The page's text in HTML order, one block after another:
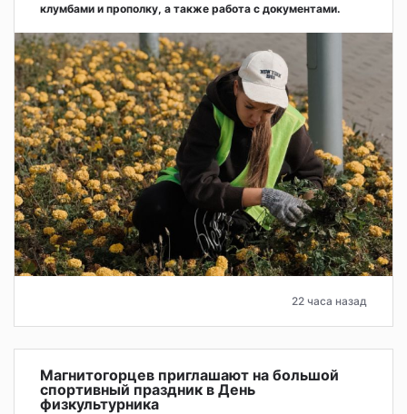
клумбами и прополку, а также работа с документами.
22 часа назад
Магнитогорцев приглашают на большой
спортивный праздник в День
физкультурника